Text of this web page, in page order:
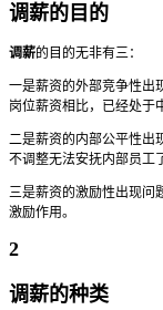
调薪的目的
调薪的目的无非有三：
一是薪资的外部竞争性出
岗位薪资相比，已经处于
二是薪资的内部公平性出
不调整无法安抚内部员工
三是薪资的激励性出现问
激励作用。
2
调薪的种类